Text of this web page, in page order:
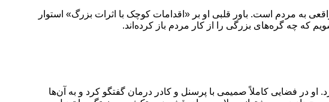
به مردم است. باور قلبی او بر «اقدامات کوچک با اثرات بزرگ» استوار
که چه گره‌های بزرگی را از کار مردم باز کرده‌اند.
در فضایی کاملاً صمیمی با پرسنل و کادر درمان گفتگو کرد و به آن‌ها